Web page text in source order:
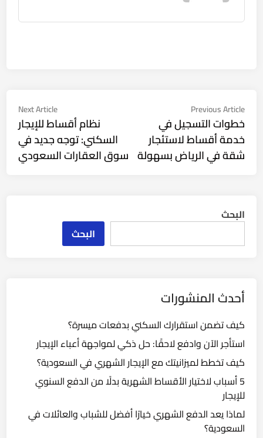
Previous Article
خطوات التسجيل في
خدمة أقساط لاستئجار
شقة في الرياض بسهولة
Next Article
نظام أقساط للإيجار
السكني: توجه جديد في
سوق العقارات السعودي
البحث
البحث
أحدث المنشورات
كيف تضمن استقرارك السكني بدفعات ميسرة؟
استأجر الآن وادفع لاحقًا: حل ذكي لمواجهة أعباء الإيجار
كيف تخطط لميزانيتك مع الإيجار الشهري في السعودية؟
5 أسباب لاختيار الأقساط الشهرية بدلًا من الدفع السنوي
للإيجار
لماذا يعد الدفع الشهري خيارًا أفضل للشباب والعائلات في
السعودية؟